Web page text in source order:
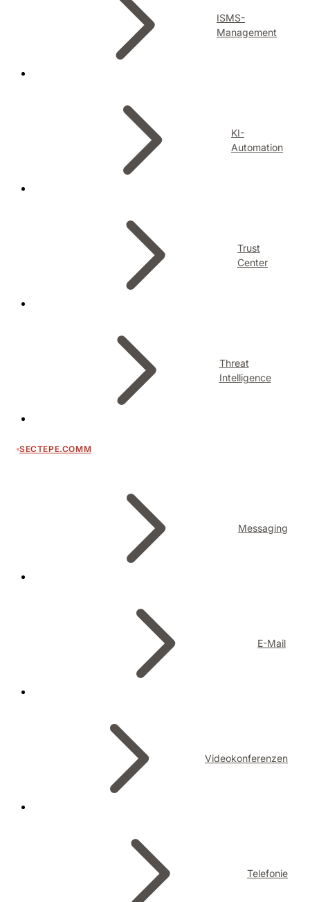
ISMS-
Management
KI-
Automation
Trust
Center
Threat
Intelligence
SECTEPE.COMM
Messaging
E-Mail
Videokonferenzen
Telefonie